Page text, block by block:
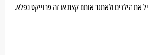
הילדים ולאתגר אותם קצת אז זה פרוייקט נפלא.